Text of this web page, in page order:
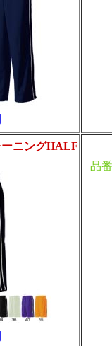
ーニングHALF
品